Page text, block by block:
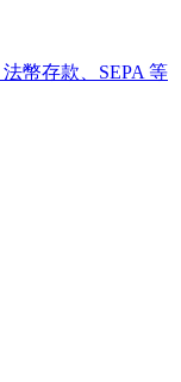
幣存款、SEPA 等